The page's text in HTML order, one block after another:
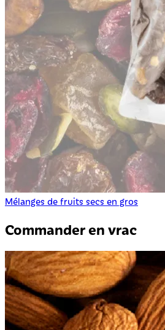
Mélanges de fruits secs en gros
Commander en vrac